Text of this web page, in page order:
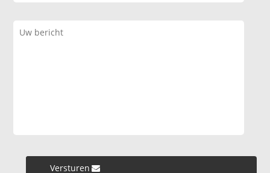
Versturen »